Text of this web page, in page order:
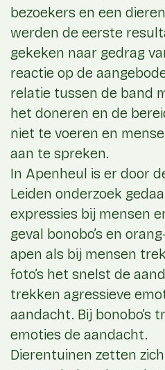
bezoekers en een
werden de eerste
gekeken naar gedrag
reactie op de
relatie tussen de band
het doneren en de
niet te voeren en
aan te spreken.
In Apenheul is er door
Leiden onderzoek
expressies bij mensen
geval bonobo’s en
apen als bij mensen
foto’s het snelst de
trekken agressieve
aandacht. Bij bonobo’s
emoties de aandacht.
Dierentuinen zetten